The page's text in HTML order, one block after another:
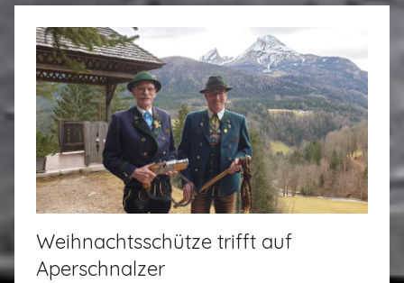
Weihnachtsschütze trifft auf
Aperschnalzer